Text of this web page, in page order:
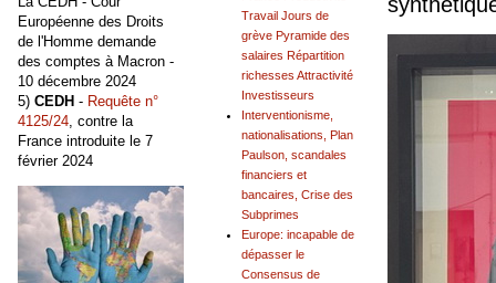
Travail Jours de
grève Pyramide des
salaires Répartition
richesses Attractivité
Investisseurs
Interventionisme,
nationalisations, Plan
Paulson, scandales
financiers et
bancaires, Crise des
Subprimes
Europe: incapable de
dépasser le
Consensus de
Européenne des Droits
de l'Homme demande
des comptes à Macron -
10 décembre 2024
5) CEDH - Requête n°
4125/24, contre la
France introduite le 7
février 2024